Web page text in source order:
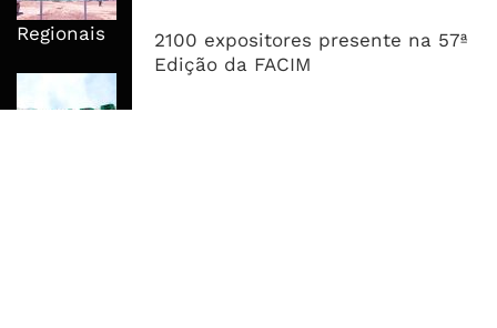
2100 expositores presente na 57ª
Edição da FACIM
Regionais